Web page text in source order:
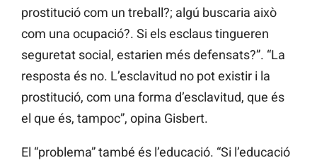
prostitució com un treball?; algú buscaria això
com una ocupació?. Si els esclaus tingueren
seguretat social, estarien més defensats?”. “La
resposta és no. L’esclavitud no pot existir i la
prostitució, com una forma d’esclavitud, que és
el que és, tampoc”, opina Gisbert.
El “problema” també és l’educació. “Si l’educació